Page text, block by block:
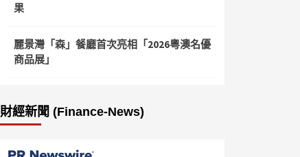
果
麗景灣「森」餐廳首次亮相「2026粵澳名優
商品展」
財經新聞 (Finance-News)